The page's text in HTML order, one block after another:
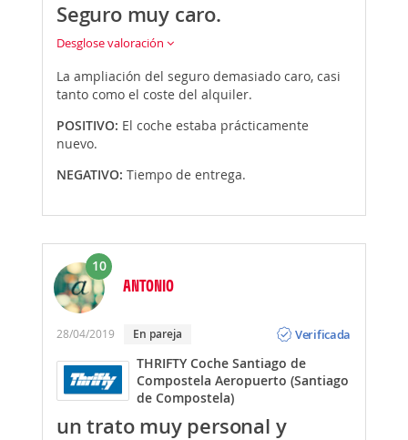
Seguro muy caro.
Desglose valoración
La ampliación del seguro demasiado caro, casi
tanto como el coste del alquiler.
POSITIVO: El coche estaba prácticamente
nuevo.
NEGATIVO: Tiempo de entrega.
10
ANTONIO
28/04/2019 En pareja
Verificada
THRIFTY Coche Santiago de
Compostela Aeropuerto (Santiago
de Compostela)
un trato muy personal y